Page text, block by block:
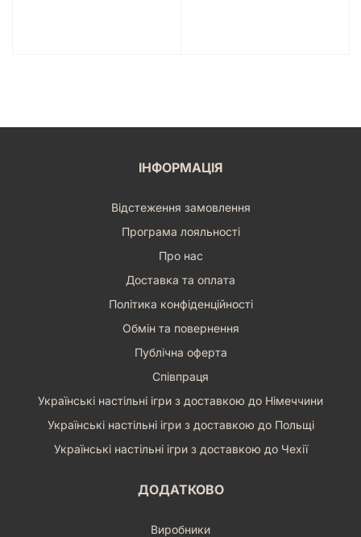
ІНФОРМАЦІЯ
Відстеження замовлення
Програма лояльності
Про нас
Доставка та оплата
Політика конфіденційності
Обмін та повернення
Публічна оферта
Співпраця
Українські настільні ігри з доставкою до Німеччини
Українські настільні ігри з доставкою до Польщі
Українські настільні ігри з доставкою до Чехії
ДОДАТКОВО
Виробники